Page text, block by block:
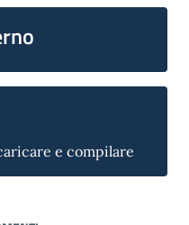
e compilare